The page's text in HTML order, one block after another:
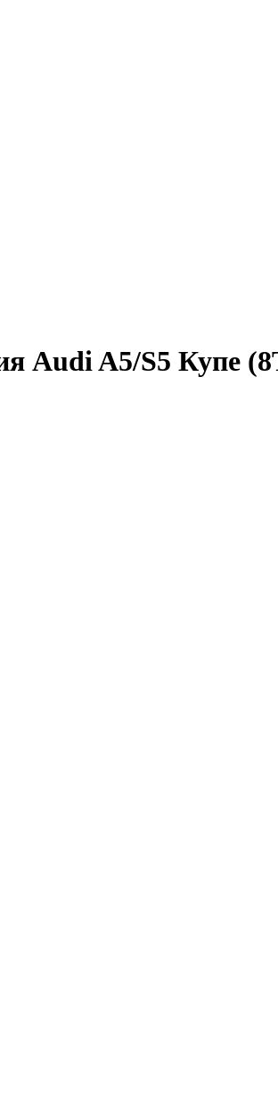
Audi A5/S5 Купе